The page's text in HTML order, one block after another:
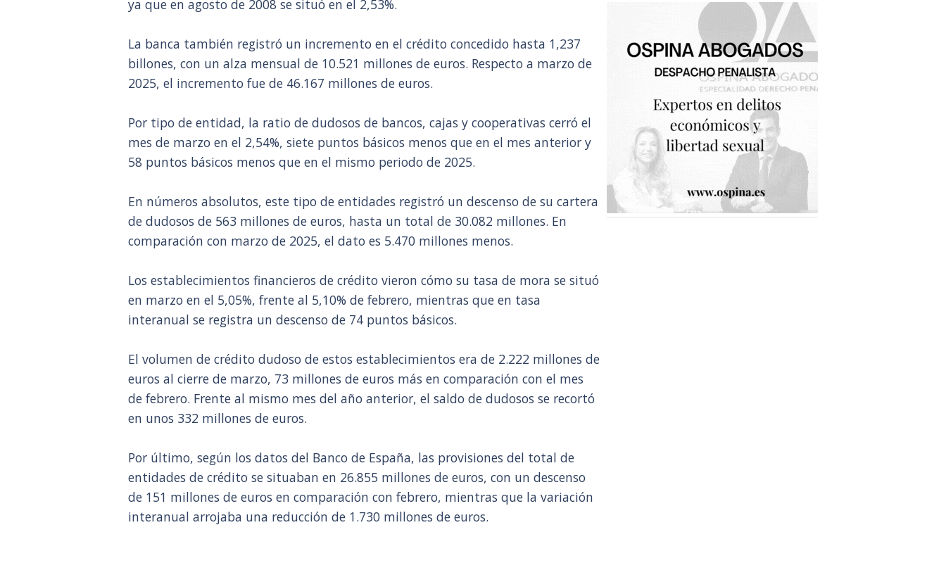
ya que en agosto de 2008 se situó en el 2,53%.
La banca también registró un incremento en el crédito concedido hasta 1,237
billones, con un alza mensual de 10.521 millones de euros. Respecto a marzo de
2025, el incremento fue de 46.167 millones de euros.
Por tipo de entidad, la ratio de dudosos de bancos, cajas y cooperativas cerró el
mes de marzo en el 2,54%, siete puntos básicos menos que en el mes anterior y
58 puntos básicos menos que en el mismo periodo de 2025.
En números absolutos, este tipo de entidades registró un descenso de su cartera
de dudosos de 563 millones de euros, hasta un total de 30.082 millones. En
comparación con marzo de 2025, el dato es 5.470 millones menos.
Los establecimientos financieros de crédito vieron cómo su tasa de mora se situó
en marzo en el 5,05%, frente al 5,10% de febrero, mientras que en tasa
interanual se registra un descenso de 74 puntos básicos.
El volumen de crédito dudoso de estos establecimientos era de 2.222 millones de
euros al cierre de marzo, 73 millones de euros más en comparación con el mes
de febrero. Frente al mismo mes del año anterior, el saldo de dudosos se recortó
en unos 332 millones de euros.
Por último, según los datos del Banco de España, las provisiones del total de
entidades de crédito se situaban en 26.855 millones de euros, con un descenso
de 151 millones de euros en comparación con febrero, mientras que la variación
interanual arrojaba una reducción de 1.730 millones de euros.